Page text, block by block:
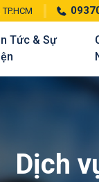
Tức & Sự
Dịch